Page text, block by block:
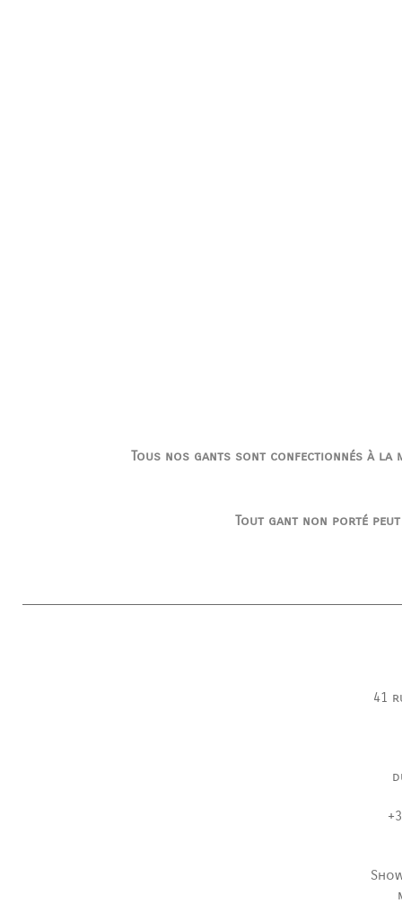
Tous nos gants sont confectionnés à
Tout gant non porté
41